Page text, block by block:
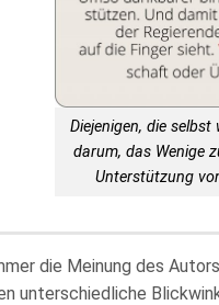
Diejenigen, die
darum, das Wenige
Unterstützung
die Meinung des
unterschiedliche